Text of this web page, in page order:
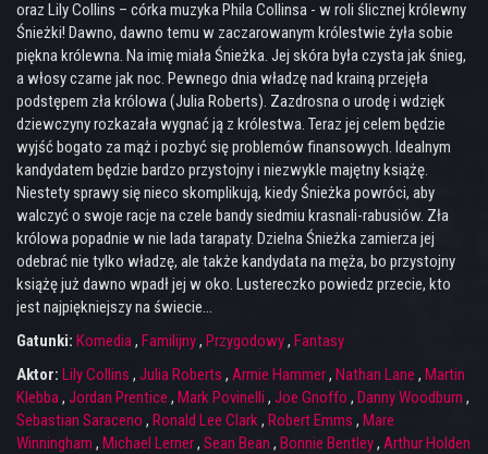
oraz Lily Collins – córka muzyka Phila Collinsa - w roli ślicznej królewny
Śnieżki! Dawno, dawno temu w zaczarowanym królestwie żyła sobie
piękna królewna. Na imię miała Śnieżka. Jej skóra była czysta jak śnieg,
a włosy czarne jak noc. Pewnego dnia władzę nad krainą przejęła
podstępem zła królowa (Julia Roberts). Zazdrosna o urodę i wdzięk
dziewczyny rozkazała wygnać ją z królestwa. Teraz jej celem będzie
wyjść bogato za mąż i pozbyć się problemów finansowych. Idealnym
kandydatem będzie bardzo przystojny i niezwykle majętny książę.
Niestety sprawy się nieco skomplikują, kiedy Śnieżka powróci, aby
walczyć o swoje racje na czele bandy siedmiu krasnali-rabusiów. Zła
królowa popadnie w nie lada tarapaty. Dzielna Śnieżka zamierza jej
odebrać nie tylko władzę, ale także kandydata na męża, bo przystojny
książę już dawno wpadł jej w oko. Lustereczko powiedz przecie, kto
jest najpiękniejszy na świecie…
Gatunki: Komedia, Familijny, Przygodowy, Fantasy
Aktor: Lily Collins , Julia Roberts , Armie Hammer, Nathan Lane , Martin
Klebba, Jordan Prentice , Mark Povinelli , Joe Gnoffo , Danny Woodburn ,
Sebastian Saraceno , Ronald Lee Clark, Robert Emms , Mare
Winningham , Michael Lerner, Sean Bean , Bonnie Bentley, Arthur Holden